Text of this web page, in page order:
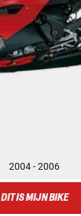
2004 - 2006
DIT IS MIJN BIKE